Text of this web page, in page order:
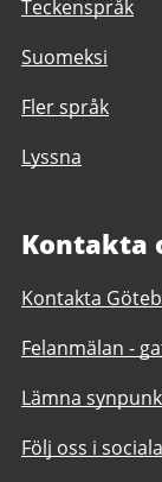
Teckenspråk
Suomeksi
Fler språk
Lyssna
Kontakta
Kontakta
Felanmälan -
Lämna
Följ oss i